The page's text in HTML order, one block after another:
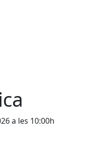
a les 10:00h